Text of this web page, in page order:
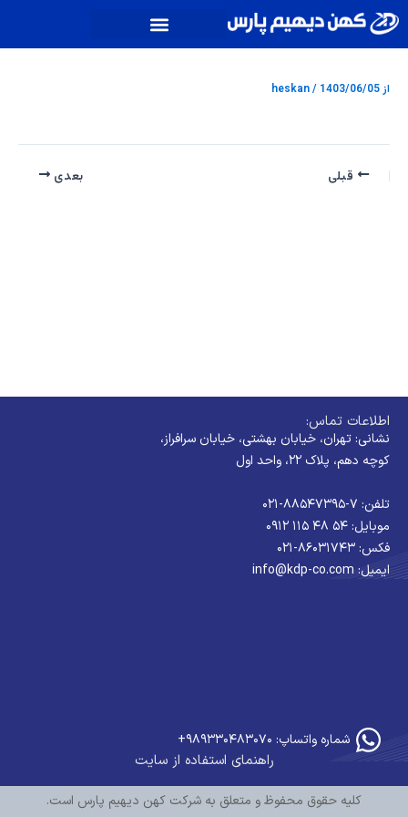
پرش
به
محتوا
از heskan/ 1403/06/05
پیمایش
نوشته
قبلی بعدی
اطلاعات تماس:
نشانی: تهران، خیابان بهشتی، خیابان سرافراز،
کوچه دهم، پلاک ۲۲، واحد اول
تلفن: ۷-۸۸۵۴۷۳۹۵-۰۲۱
موبایل: ۵۴ ۴۸ ۱۱۵ ۰۹۱۲
فکس: ۸۶۰۳۱۷۴۳-۰۲۱
ایمیل: info@kdp-co.com
شماره واتساپ: ۹۸۹۳۳۰۴۸۳۰۷۰+
راهنمای استفاده از سایت
کلیه حقوق محفوظ و متعلق به شرکت کهن دیهیم پارس است.